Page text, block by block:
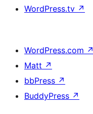
WordPress.tv ↗
WordPress.com ↗
Matt ↗
bbPress ↗
BuddyPress ↗